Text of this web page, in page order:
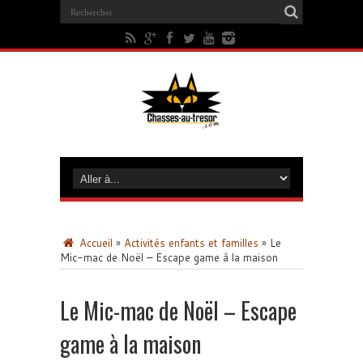
Accueil » Activités enfants et familles » Le
Mic-mac de Noël – Escape game à la maison
Le Mic-mac de Noël – Escape
game à la maison